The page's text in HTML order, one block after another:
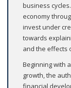
business
economy
invest under
towards
and the effects
Beginning with
growth, the
financial